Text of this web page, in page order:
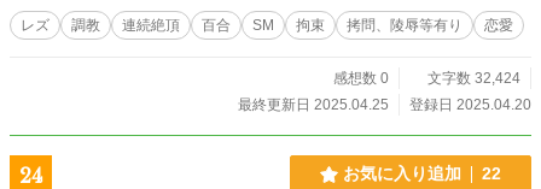
レズ 調教 連続絶頂 百合 SM 拘束 拷問、陵辱等有り 恋愛
感想数 0
文字数 32,424
最終更新日 2025.04.25
登録日 2025.04.20
24 お気に入り追加 22